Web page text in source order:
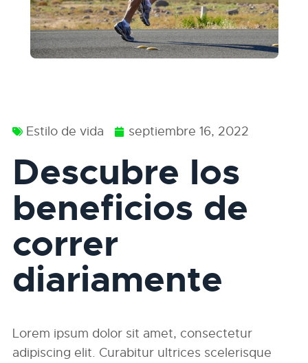
Estilo de vida septiembre 16, 2022
Descubre los
beneficios de
correr
diariamente
Lorem ipsum dolor sit amet, consectetur
adipiscing elit. Curabitur ultrices scelerisque